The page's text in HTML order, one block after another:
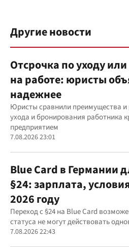
Другие новости
Отсрочка по уходу
на работе: юристы
надежнее
Юристы сравнили преимущества и
ухода и бронирования работника
предприятием
7.08.2026 23:01
Blue Card в Германии
§24: зарплата,
2026 году
Переход с §24 на Blue Card
статуса не могут действовать
7.08.2026 22:43